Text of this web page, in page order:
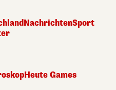
NachrichtenSport
Heute Games